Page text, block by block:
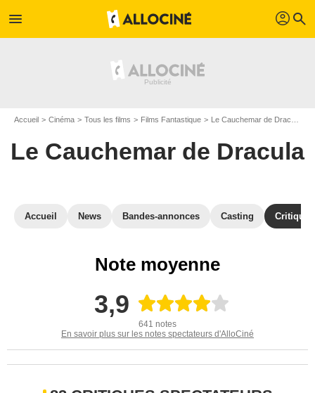
menu profil search
Accueil Cinéma Tous les films Films Fantastique Le Cauchemar de Dracula
Le Cauchemar de Dracula
Accueil News Bandes-annonces Casting
Note moyenne
3,9
641 notes
En savoir plus sur les notes spectateurs d'AlloCiné